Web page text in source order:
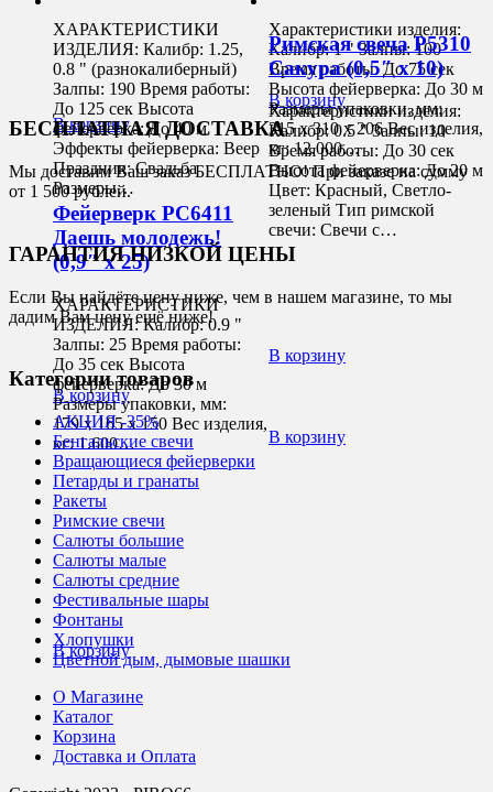
В корзину
В корзину
ХАРАКТЕРИСТИКИ
ИЗДЕЛИЯ: Калибр: 1.25,
0.8 " (разнокалиберный)
Залпы: 190 Время работы:
До 125 сек Высота
фейерверка: До 40 м
Эффекты фейерверка: Веер
Праздник: Свадьба
Размеры…
В корзину
Характеристики изделия:
Калибр: 1 " Залпы: 100
Время работы: До 75 сек
Высота фейерверка: До 30 м
Размеры упаковки, мм:
315 х 310 х 206 Вес изделия,
кг: 12.000…
В корзину
Фейерверк РС6411
Даешь молодежь!
(0,9″ х 25)
ХАРАКТЕРИСТИКИ
ИЗДЕЛИЯ: Калибр: 0.9 "
Залпы: 25 Время работы:
До 35 сек Высота
фейерверка: До 30 м
Размеры упаковки, мм:
179 х 165 х 150 Вес изделия,
кг: 1.600…
В корзину
Римская свеча Р5310
Сакура (0,5″ х 10)
Характеристики изделия:
Калибр: 0.5 " Залпы: 10
Время работы: До 30 сек
Высота фейерверка: До 20 м
Цвет: Красный, Светло-
зеленый Тип римской
свечи: Свечи с…
В корзину
БЕСПЛАТНАЯ ДОСТАВКА
Мы доставим Ваш заказ БЕСПЛАТНО! При заказе на сумму
от 1 500 рублей.
ГАРАНТИЯ НИЗКОЙ ЦЕНЫ
Если Вы найдёте цену ниже, чем в нашем магазине, то мы
дадим Вам цену ещё ниже!
Категории товаров
АКЦИЯ -35%
Бенгальские свечи
Вращающиеся фейерверки
Петарды и гранаты
Ракеты
Римские свечи
Салюты большие
Салюты малые
Салюты средние
Фестивальные шары
Фонтаны
Хлопушки
Цветной дым, дымовые шашки
О Магазине
Каталог
Корзина
Доставка и Оплата